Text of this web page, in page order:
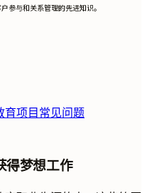
参与和关系管理的先进知识。
育项目常见问题
得梦想工作